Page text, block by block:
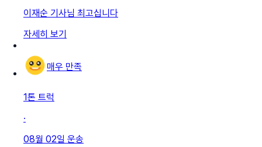
이재순 기사님 최고십니다
자세히 보기
매우 만족
1톤 트럭
·
08월 02일 운송